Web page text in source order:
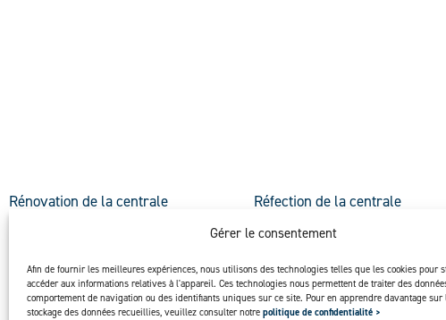
Gérer le consentement
Afin de fournir les meilleures expériences, nous utilisons des technologies telles que les cookies pour
accéder aux informations relatives à l'appareil. Ces technologies nous permettent de traiter des
comportement de navigation ou des identifiants uniques sur ce site. Pour en apprendre davantage sur
stockage des données recueillies, veuillez consulter notre politique de confidentialité >
Rénovation de la centrale
Réfection de la centrale